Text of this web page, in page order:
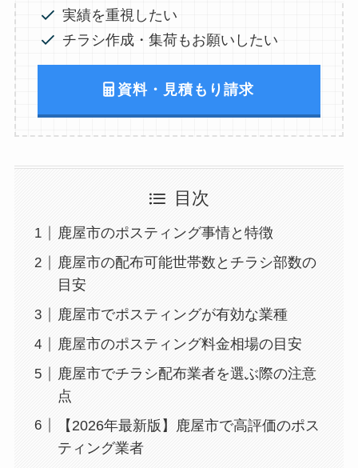
実績を重視したい
チラシ作成・集荷もお願いしたい
資料・見積もり請求
目次
鹿屋市のポスティング事情と特徴
鹿屋市の配布可能世帯数とチラシ部数の
目安
鹿屋市でポスティングが有効な業種
鹿屋市のポスティング料金相場の目安
鹿屋市でチラシ配布業者を選ぶ際の注意
点
【2026年最新版】鹿屋市で高評価のポス
ティング業者